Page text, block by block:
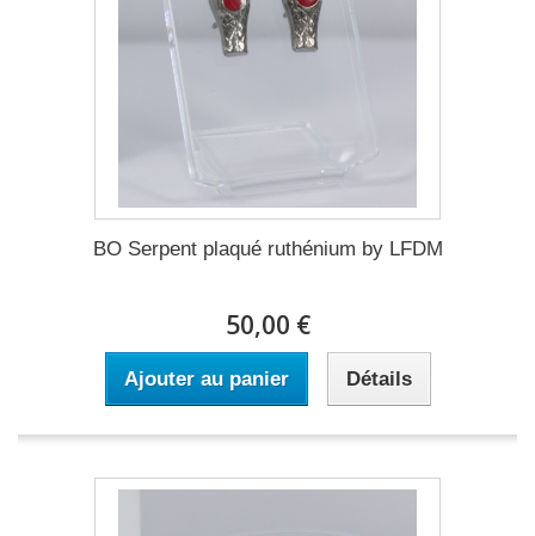
BO Serpent plaqué ruthénium by LFDM
50,00 €
Ajouter au panier Détails